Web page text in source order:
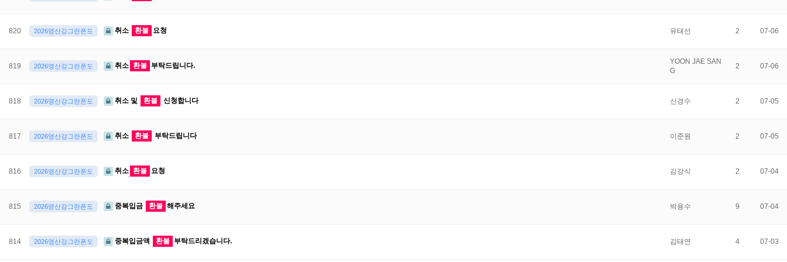
820 2026영산강그란폰도 취소 환불 요청 유태선 2 07-06
819 2026영산강그란폰도 취소 환불 부탁드립니다.
YOON JAE SAN
G
2 07-06
818 2026영산강그란폰도 취소 및 환불 신청합니다 신경수 2 07-05
817 2026영산강그란폰도 취소 환불 부탁드립니다 이준원 2 07-05
816 2026영산강그란폰도 취소 환불 요청 김강식 2 07-04
815 2026영산강그란폰도 중복입금 환불 해주세요 박용수 9 07-04
814 2026영산강그란폰도 중복입금액 환불 부탁드리겠습니다. 김태연 4 07-03